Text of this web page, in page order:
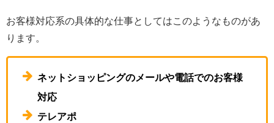
お客様対応系の具体的な仕事としてはこのようなものがあ
ります。
ネットショッピングのメールや電話でのお客様
対応
テレアポ